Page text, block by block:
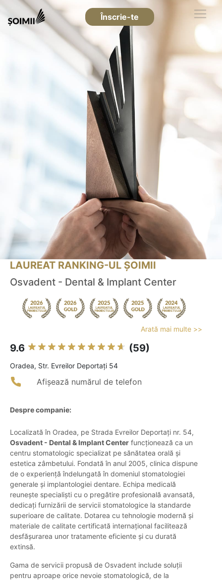
Înscrie-te
LAUREAT RANKING-UL ȘOIMII
Osvadent - Dental & Implant Center
Arată mai multe >>
9.6 (59)
Oradea, Str. Evreilor Deportați 54
Afișează numărul de telefon
Despre companie:
Localizată în Oradea, pe Strada Evreilor Deportați nr. 54,
Osvadent - Dental & Implant Center funcționează ca un
centru stomatologic specializat pe sănătatea orală și
estetica zâmbetului. Fondată în anul 2005, clinica dispune
de o experiență îndelungată în domeniul stomatologiei
generale și implantologiei dentare. Echipa medicală
reunește specialiști cu o pregătire profesională avansată,
dedicați furnizării de servicii stomatologice la standarde
superioare de calitate. Dotarea cu tehnologie modernă și
materiale de calitate certificată internațional facilitează
desfășurarea unor tratamente eficiente și cu durată
extinsă.
Gama de servicii propusă de Osvadent include soluții
pentru aproape orice nevoie stomatologică, de la